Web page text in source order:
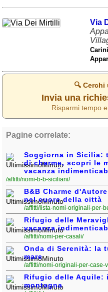
Via
Carini
🔍
Invia una
Risparmi tempo
Pagine correlate:
Soggiorna in Sicilia:
di charme, scopri le
vacanza
/affitti/nomi-b-b-siciliani/
B&B Charme
nel cuore della città
/affitti/lista-nomi-originali-per-
Rifugio delle
vacanza
/affitti/nomi-per-casali/
Onda di Serenità: la
mare
/affitti/nomi-originali-per-case-
Rifugio delle Aquile:
montagna
Trentino - Alto Adige
(139)
Veneto(179)